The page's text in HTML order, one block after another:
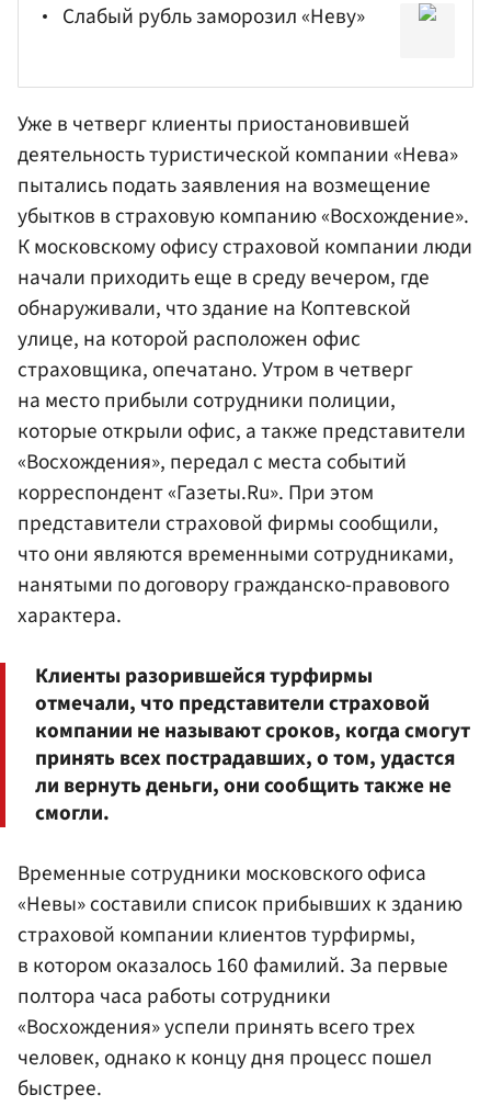
Слабый рубль заморозил «Неву»
Уже в четверг клиенты приостановившей
деятельность туристической компании «Нева»
пытались подать заявления на возмещение
убытков в страховую компанию «Восхождение».
К московскому офису страховой компании люди
начали приходить еще в среду вечером, где
обнаруживали, что здание на Коптевской
улице, на которой расположен офис
страховщика, опечатано. Утром в четверг
на место прибыли сотрудники полиции,
которые открыли офис, а также представители
«Восхождения», передал с места событий
корреспондент «Газеты.Ru». При этом
представители страховой фирмы сообщили,
что они являются временными сотрудниками,
нанятыми по договору гражданско-правового
характера.
Клиенты разорившейся турфирмы
отмечали, что представители страховой
компании не называют сроков, когда смогут
принять всех пострадавших, о том, удастся
ли вернуть деньги, они сообщить также не
смогли.
Временные сотрудники московского офиса
«Невы» составили список прибывших к зданию
страховой компании клиентов турфирмы,
в котором оказалось 160 фамилий. За первые
полтора часа работы сотрудники
«Восхождения» успели принять всего трех
человек, однако к концу дня процесс пошел
быстрее.